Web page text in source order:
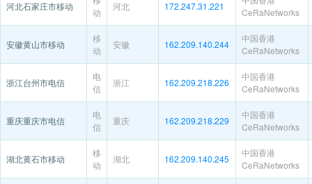
河北石家庄市移动
动
河北 172.247.31.221
CeRaNetworks
安徽黄山市移动
移
动
安徽 162.209.140.244
中国香港
CeRaNetworks
浙江台州市电信
电
信
浙江 162.209.218.226
中国香港
CeRaNetworks
重庆重庆市电信
电
信
重庆 162.209.218.229
中国香港
CeRaNetworks
湖北黄石市移动
移
动
湖北 162.209.140.245
中国香港
CeRaNetworks